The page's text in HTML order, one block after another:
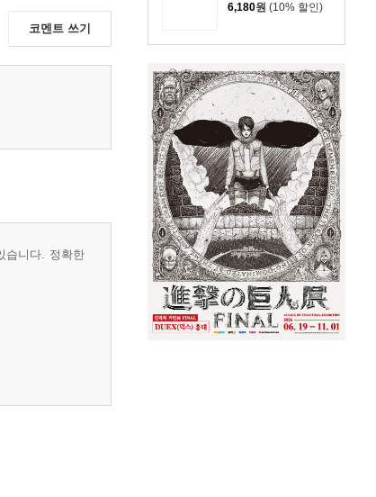
6,180원 (10% 할인)
코멘트 쓰기
습니다. 정확한